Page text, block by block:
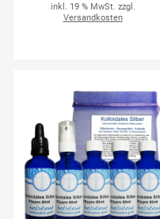
inkl. 19 % MwSt. zzgl.
Versandkosten